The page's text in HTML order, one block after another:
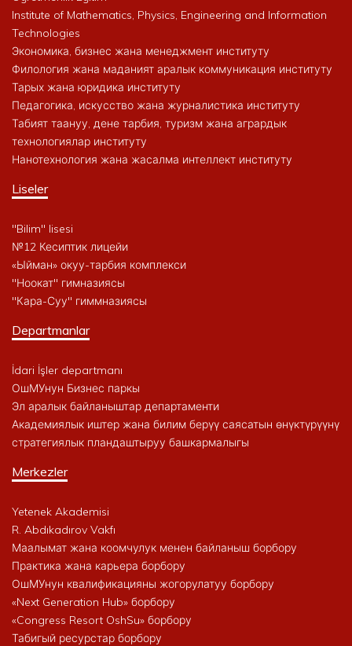
Institute of Mathematics, Physics, Engineering and Information
Technologies
Экономика, бизнес жана менеджмент институту
Филология жана маданият аралык коммуникация институту
Тарых жана юридика институту
Педагогика, искусство жана журналистика институту
Табият таануу, дене тарбия, туризм жана агрардык
технологиялар институту
Нанотехнология жана жасалма интеллект институту
Liseler
"Bilim" lisesi
№12 Кесиптик лицейи
«Ыйман» окуу-тарбия комплекси
"Ноокат" гимназиясы
"Кара-Суу" гиммназиясы
Departmanlar
İdari İşler departmanı
ОшМУнун Бизнес паркы
Эл аралык байланыштар департаменти
Академиялык иштер жана билим берүү саясатын өнүктүрүүнү
стратегиялык пландаштыруу башкармалыгы
Merkezler
Yetenek Akademisi
R. Abdıkadırov Vakfı
Маалымат жана коомчулук менен байланыш борбору
Практика жана карьера борбору
ОшМУнун квалификацияны жогорулатуу борбору
«Next Generation Hub» борбору
«Congress Resort OshSu» борбору
Табигый ресурстар борбору